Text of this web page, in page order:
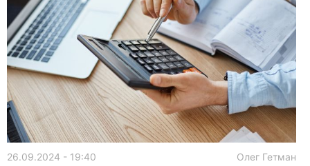
26.09.2024 - 19:40 Олег Гетман